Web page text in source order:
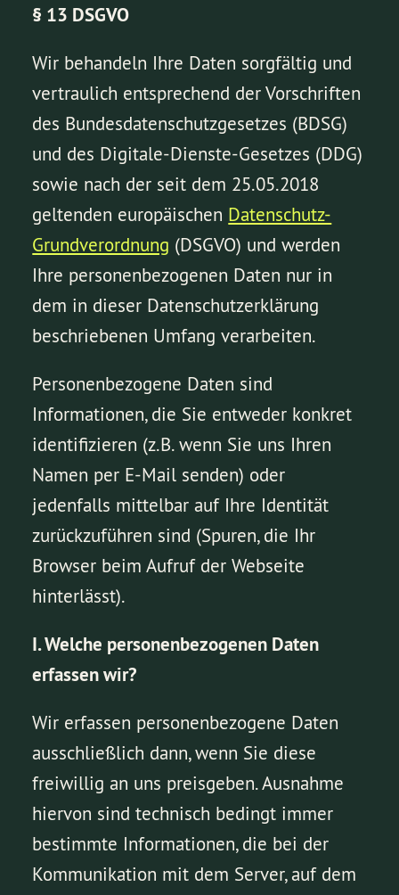
§ 13 DSGVO
Wir behandeln Ihre Daten sorgfältig und
vertraulich entsprechend der Vorschriften
des Bundesdatenschutzgesetzes (BDSG)
und des Digitale-Dienste-Gesetzes (DDG)
sowie nach der seit dem 25.05.2018
geltenden europäischen Datenschutz-
Grundverordnung (DSGVO) und werden
Ihre personenbezogenen Daten nur in
dem in dieser Datenschutzerklärung
beschriebenen Umfang verarbeiten.
Personenbezogene Daten sind
Informationen, die Sie entweder konkret
identifizieren (z.B. wenn Sie uns Ihren
Namen per E-Mail senden) oder
jedenfalls mittelbar auf Ihre Identität
zurückzuführen sind (Spuren, die Ihr
Browser beim Aufruf der Webseite
hinterlässt).
I. Welche personenbezogenen Daten
erfassen wir?
Wir erfassen personenbezogene Daten
ausschließlich dann, wenn Sie diese
freiwillig an uns preisgeben. Ausnahme
hiervon sind technisch bedingt immer
bestimmte Informationen, die bei der
Kommunikation mit dem Server, auf dem